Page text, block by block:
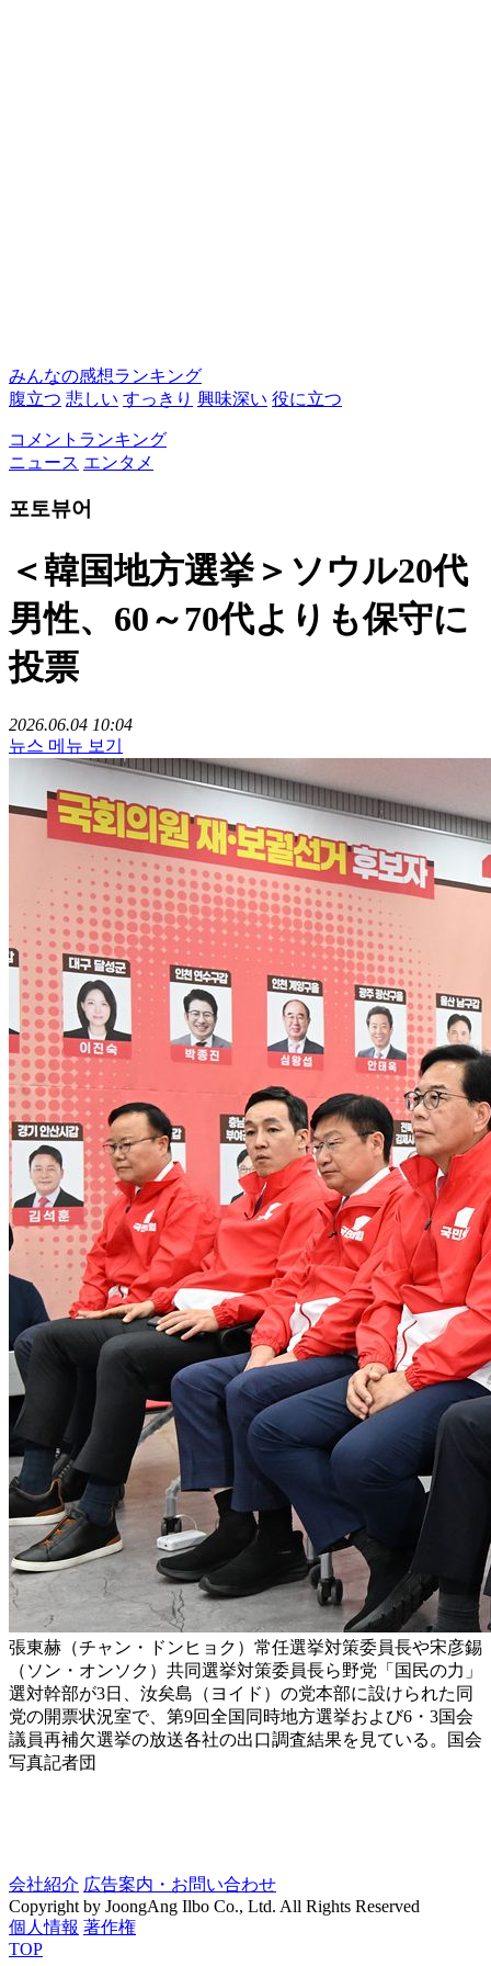
みんなの感想ランキング
腹立つ 悲しい すっきり 興味深い 役に立つ
コメントランキング
ニュース エンタメ
포토뷰어
＜韓国地方選挙＞ソウル20代
男性、60～70代よりも保守に
投票
2026.06.04 10:04
뉴스 메뉴 보기
張東赫（チャン・ドンヒョク）常任選挙対策委員長や宋彦錫
（ソン・オンソク）共同選挙対策委員長ら野党「国民の力」
選対幹部が3日、汝矣島（ヨイド）の党本部に設けられた同
党の開票状況室で、第9回全国同時地方選挙および6・3国会
議員再補欠選挙の放送各社の出口調査結果を見ている。国会
写真記者団
会社紹介 広告案内・お問い合わせ
Copyright by JoongAng Ilbo Co., Ltd. All Rights Reserved
個人情報 著作権
TOP